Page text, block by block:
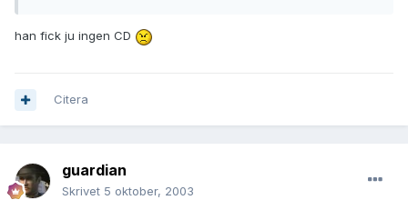
han fick ju ingen CD
Citera
guardian
Skrivet 5 oktober, 2003